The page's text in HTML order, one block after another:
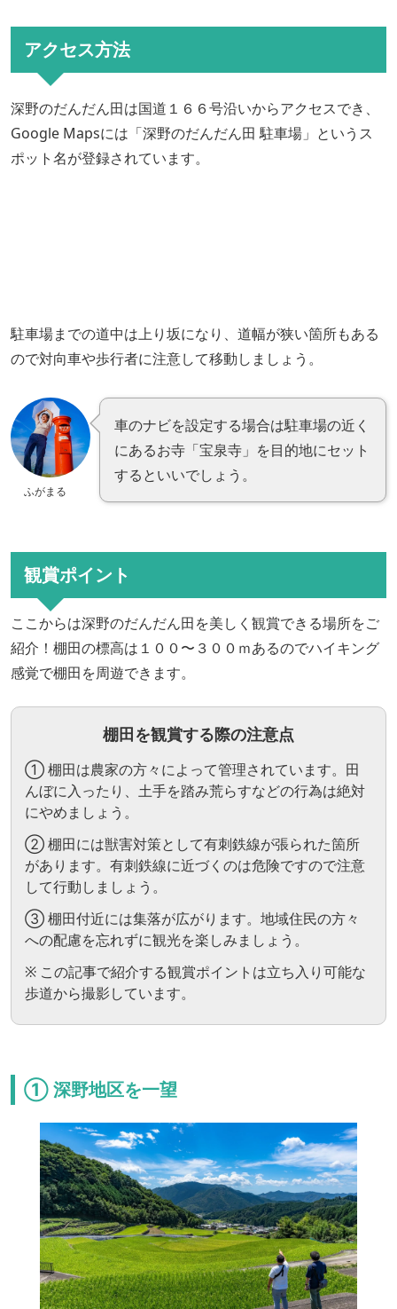
アクセス方法
深野のだんだん田は国道１６６号沿いからアクセスでき、
Google Mapsには「深野のだんだん田 駐車場」というス
ポット名が登録されています。
駐車場までの道中は上り坂になり、道幅が狭い箇所もある
ので対向車や歩行者に注意して移動しましょう。
ふがまる
車のナビを設定する場合は駐車場の近く
にあるお寺「宝泉寺」を目的地にセット
するといいでしょう。
観賞ポイント
ここからは深野のだんだん田を美しく観賞できる場所をご
紹介！棚田の標高は１００〜３００ｍあるのでハイキング
感覚で棚田を周遊できます。
棚田を観賞する際の注意点
① 棚田は農家の方々によって管理されています。田
んぼに入ったり、土手を踏み荒らすなどの行為は絶対
にやめましょう。
② 棚田には獣害対策として有刺鉄線が張られた箇所
があります。有刺鉄線に近づくのは危険ですので注意
して行動しましょう。
③ 棚田付近には集落が広がります。地域住民の方々
への配慮を忘れずに観光を楽しみましょう。
※ この記事で紹介する観賞ポイントは立ち入り可能な
歩道から撮影しています。
① 深野地区を一望